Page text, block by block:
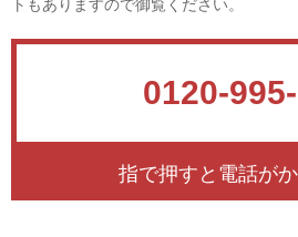
トもありますので御覧ください。
0120-
指で押すと電話が